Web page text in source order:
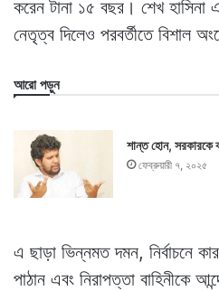
করেন টানা ১৫ বছর। শেখ হাসিনা
নেতৃত্ব দিলেও পরবর্তীতে বিশাল
আরো পড়ুন
শান্ত হোন, সরকারকে
ফেব্রুয়ারী ৭, ২০২৫
এ ছাড়া ভিন্নমত দমন, নির্বাচনে
পাঠান এবং নিরাপত্তা বাহিনীকে